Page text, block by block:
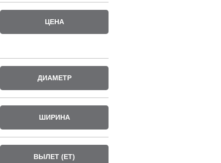
ЦЕНА
ДИАМЕТР
ШИРИНА
ВЫЛЕТ (ET)